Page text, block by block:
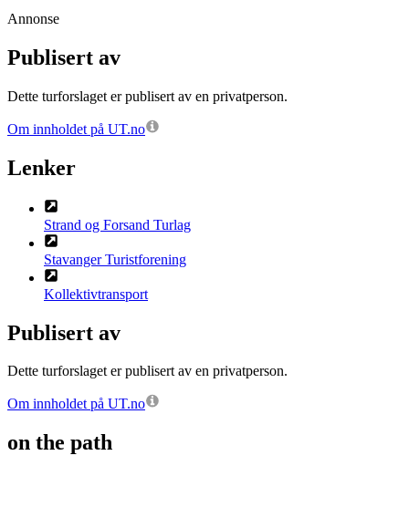
Annonse
Publisert av
Dette turforslaget er publisert av en privatperson.
Om innholdet på UT.no
Lenker
Strand og Forsand Turlag
Stavanger Turistforening
Kollektivtransport
Publisert av
Dette turforslaget er publisert av en privatperson.
Om innholdet på UT.no
on the path